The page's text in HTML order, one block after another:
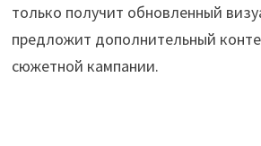
только получит обновленный
предложит дополнительный
сюжетной кампании.